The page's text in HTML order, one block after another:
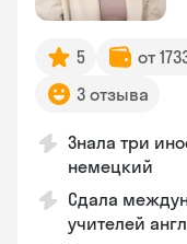
5 от
3 отзыва
Знала три
немецкий
Сдала
учителей